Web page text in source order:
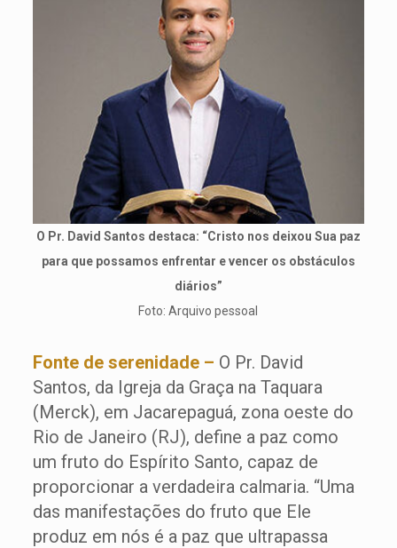
O Pr. David Santos destaca: “Cristo nos deixou Sua paz
para que possamos enfrentar e vencer os obstáculos
diários”
Foto: Arquivo pessoal
Fonte de serenidade – O Pr. David
Santos, da Igreja da Graça na Taquara
(Merck), em Jacarepaguá, zona oeste do
Rio de Janeiro (RJ), define a paz como
um fruto do Espírito Santo, capaz de
proporcionar a verdadeira calmaria. “Uma
das manifestações do fruto que Ele
produz em nós é a paz que ultrapassa